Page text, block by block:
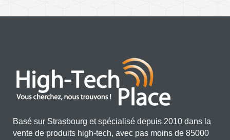
Basé sur Strasbourg et spécialisé depuis 2010 dans la
vente de produits high-tech, avec pas moins de 85000